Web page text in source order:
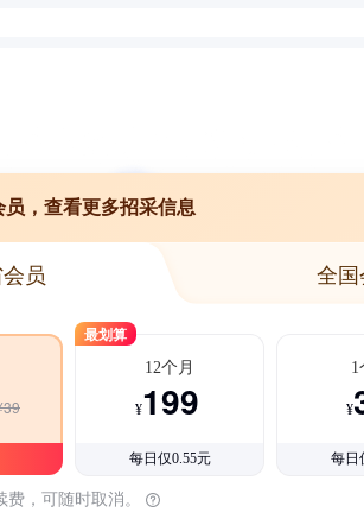
，查看更多招采信息
员 全
最划算
12个月
¥199
每日仅0.55元
1
¥
每日
，可随时取消。